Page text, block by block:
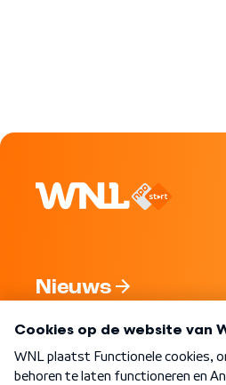
Nieuws
Nieuwsbrief